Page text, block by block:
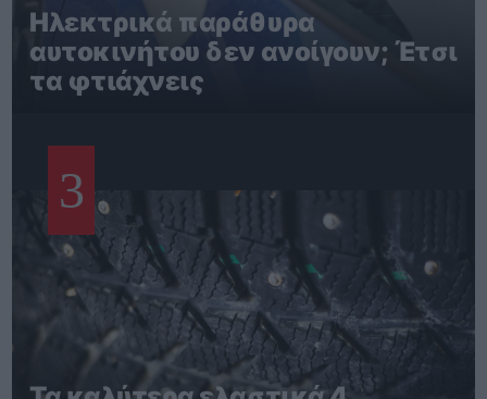
Ηλεκτρικά παράθυρα
αυτοκινήτου δεν ανοίγουν; Έτσι
τα φτιάχνεις
3